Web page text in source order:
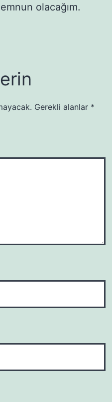
olacağım.
Gerekli alanlar *